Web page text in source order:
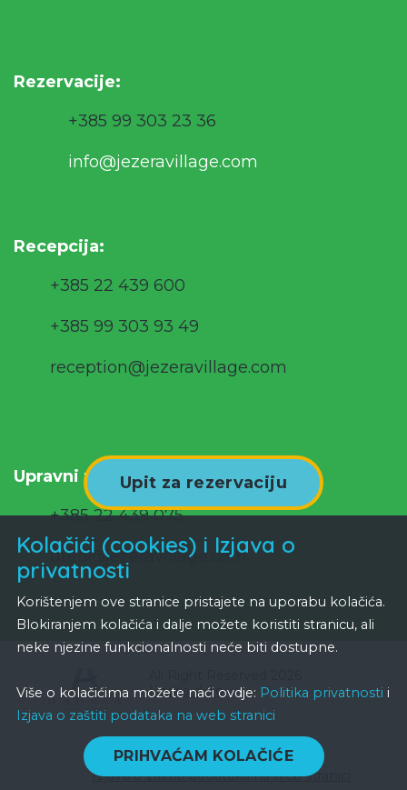
Rezervacije:
+385 99 303 23 36
info@jezeravillage.com
Recepcija:
+385 22 439 600
+385 99 303 93 49
reception@jezeravillage.com
Upravni poslovi:
+385 22 439 075
ured@jezeravillage.com
Hadria d.o.o.
Politika privatnosti
Izjava o zaštiti podataka na web stranici
Upit za rezervaciju
Kolačići (cookies) i Izjava o
privatnosti
Korištenjem ove stranice pristajete na uporabu kolačića.
Blokiranjem kolačića i dalje možete koristiti stranicu, ali
neke njezine funkcionalnosti neće biti dostupne.
Više o kolačićima možete naći ovdje: Politika privatnosti i
Izjava o zaštiti podataka na web stranici
PRIHVAĆAM KOLAČIĆE